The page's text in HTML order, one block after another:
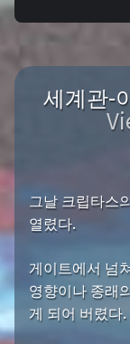
세계관-
그날 크립타스
열렸다.
게이트에서 넘
영향이나 종래
게 되어 버렸다.